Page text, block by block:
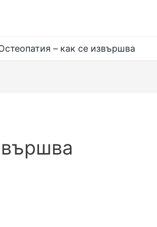
– как се извършва